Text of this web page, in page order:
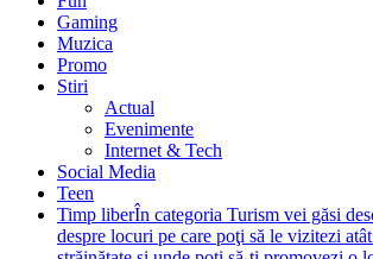
Gaming
Muzica
Promo
Stiri
Actual
Evenimente
Internet & Tech
Social Media
Teen
Timp liberÎn categoria Turism vei găsi
despre locuri pe care poţi să le vizitezi